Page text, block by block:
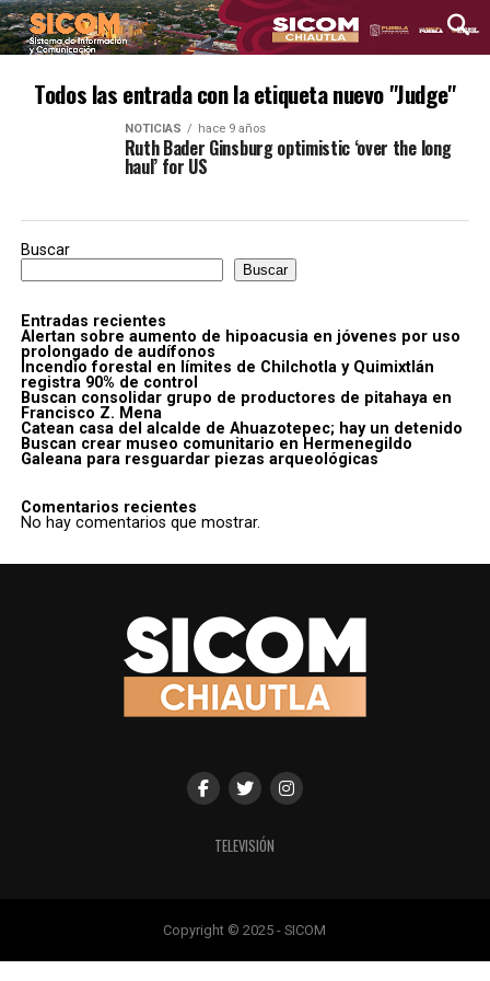
Todos las entrada con la etiqueta nuevo "Judge"
NOTICIAS hace 9 años
Ruth Bader Ginsburg optimistic ‘over the long
haul’ for US
Buscar
Buscar
Entradas recientes
Alertan sobre aumento de hipoacusia en jóvenes por uso
prolongado de audífonos
Incendio forestal en límites de Chilchotla y Quimixtlán
registra 90% de control
Buscan consolidar grupo de productores de pitahaya en
Francisco Z. Mena
Catean casa del alcalde de Ahuazotepec; hay un detenido
Buscan crear museo comunitario en Hermenegildo
Galeana para resguardar piezas arqueológicas
Comentarios recientes
No hay comentarios que mostrar.
TELEVISIÓN
Copyright © 2025 - SICOM